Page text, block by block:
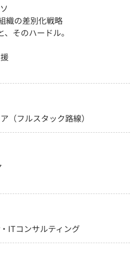
織の差別化戦略
、そのハードル。
（フルスタック路線）
ITコンサルティング